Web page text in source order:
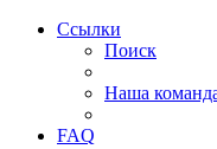
Ссылки
Поиск
Наша
FAQ